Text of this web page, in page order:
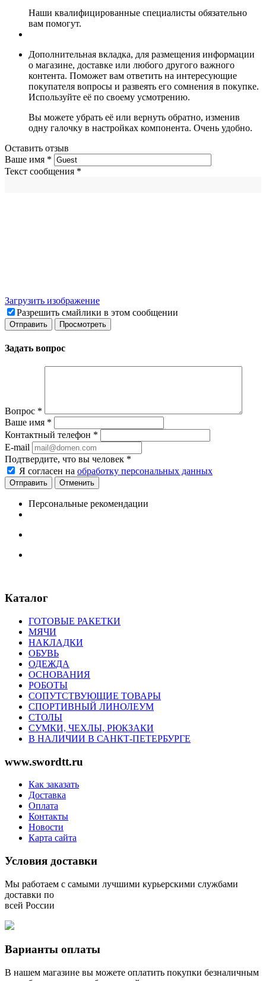
Наши квалифицированные специалисты обязательно
вам помогут.
Дополнительная вкладка, для размещения информации
о магазине, доставке или любого другого важного
контента. Поможет вам ответить на интересующие
покупателя вопросы и развеять его сомнения в покупке.
Используйте её по своему усмотрению.
Вы можете убрать её или вернуть обратно, изменив
одну галочку в настройках компонента. Очень удобно.
Оставить отзыв
Ваше имя *
Текст сообщения *
Загрузить изображение
Разрешить смайлики в этом сообщении
Задать вопрос
Вопрос *
Ваше имя *
Контактный телефон *
E-mail
Подтвердите, что вы человек *
Я согласен на обработку персональных данных
Отменить
Персональные рекомендации
Каталог
ГОТОВЫЕ РАКЕТКИ
МЯЧИ
НАКЛАДКИ
ОБУВЬ
ОДЕЖДА
ОСНОВАНИЯ
РОБОТЫ
СОПУТСТВУЮЩИЕ ТОВАРЫ
СПОРТИВНЫЙ ЛИНОЛЕУМ
СТОЛЫ
СУМКИ, ЧЕХЛЫ, РЮКЗАКИ
В НАЛИЧИИ В САНКТ-ПЕТЕРБУРГЕ
www.swordtt.ru
Как заказать
Доставка
Оплата
Контакты
Новости
Карта сайта
Условия доставки
Мы работаем с самыми лучшими курьерскими службами
доставки по
всей России
Варианты оплаты
В нашем магазине вы можете оплатить покупки безналичным